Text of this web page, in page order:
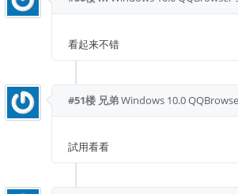
看起来不错
#51楼 兄弟Windows 10.0
試用看看